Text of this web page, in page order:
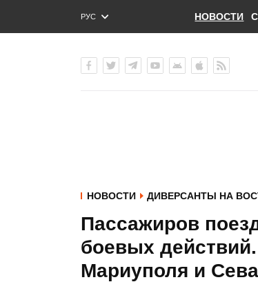
РУС
ENG
НОВОСТИ
НОВОСТИ ДИВЕРСАНТЫ НА
Пассажиров
боевых
Мариуполя и